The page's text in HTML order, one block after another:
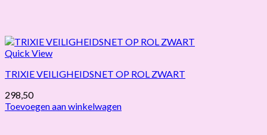
Quick View
TRIXIE VEILIGHEIDSNET OP ROL ZWART
298,50
Toevoegen aan winkelwagen